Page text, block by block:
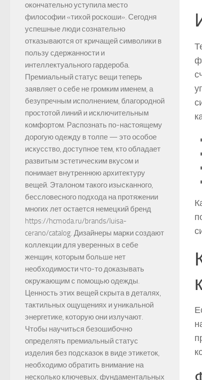
окончательно уступила место
философии «тихой роскоши». Сегодня
успешные люди сознательно
отказываются от кричащей символики в
пользу сдержанности и
интеллектуального гардероба.
Премиальный статус вещи теперь
заявляет о себе не громким именем, а
безупречным исполнением, благородной
простотой линий и исключительным
комфортом. Распознать по-настоящему
дорогую одежду в толпе — это особое
искусство, доступное тем, кто обладает
развитым эстетическим вкусом и
понимает внутреннюю архитектуру
вещей. Эталоном такого изысканного,
бессловесного подхода на протяжении
многих лет остается немецкий бренд
https://hcmoda.ru/brands/luisa-
cerano/catalog. Дизайнеры марки создают
коллекции для уверенных в себе
женщин, которым больше нет
необходимости что-то доказывать
окружающим с помощью одежды.
Ценность этих вещей скрыта в деталях,
тактильных ощущениях и уникальной
энергетике, которую они излучают.
Чтобы научиться безошибочно
определять премиальный статус
изделия без подсказок в виде этикеток,
необходимо обратить внимание на
несколько ключевых, фундаментальных